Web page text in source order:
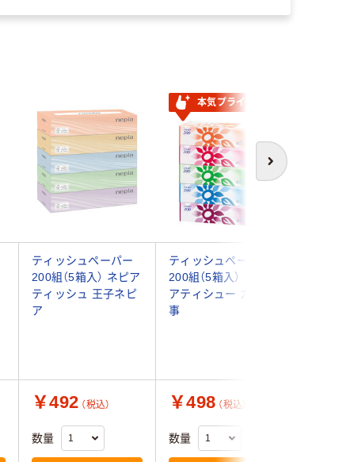
次へ
本気プライス
ティッシュペーパー
200組（5箱入） ネピア
ティッシュ 王子ネピ
ア
ティッシュペーパー
200組（5箱入） エルモ
アティシュー カミ商
事
￥492 （税込）
数量
￥498 （税込）
数量